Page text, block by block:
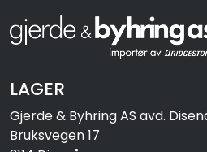
LAGER
Gjerde & Byhring AS avd.
Bruksvegen 17